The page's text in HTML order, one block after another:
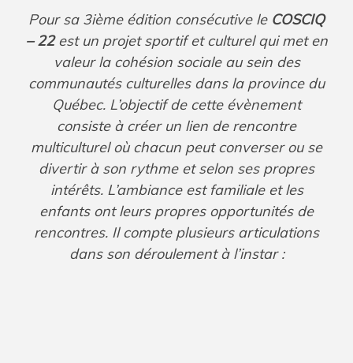
Pour sa 3ième édition consécutive le COSCIQ
– 22est un projet sportif et culturel qui met en
valeur la cohésion sociale au sein des
communautés culturelles dans la province du
Québec. L’objectif de cette évènement
consiste à créer un lien de rencontre
multiculturel où chacun peut converser ou se
divertir à son rythme et selon ses propres
intérêts. L’ambiance est familiale et les
enfants ont leurs propres opportunités de
rencontres. Il compte plusieurs articulations
dans son déroulement à l’instar :